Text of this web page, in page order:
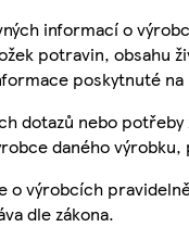
informací o
potravin, obsahu
poskytnuté
dotazů nebo
daného
o výrobcích
dle zákona.